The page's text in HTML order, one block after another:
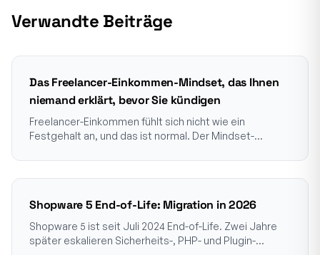
Verwandte Beiträge
Das Freelancer-Einkommen-Mindset, das Ihnen
niemand erklärt, bevor Sie kündigen
Freelancer-Einkommen fühlt sich nicht wie ein
Festgehalt an, und das ist normal. Der Mindset-
eine Krise wirken lässt.
Shopware 5 End-of-Life: Migration in 2026
Shopware 5 ist seit Juli 2024 End-of-Life. Zwei Jahre
später eskalieren Sicherheits-, PHP- und Plugin-